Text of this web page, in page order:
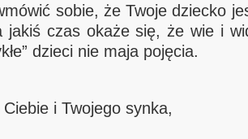
sobie, że Twoje dziecko
jakiś czas okaże się, że wie i
dzieci nie maja pojęcia.
i Twojego synka,